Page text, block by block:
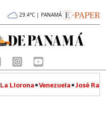
29.4°C | PANAMÁ
La Llorona Venezuela José